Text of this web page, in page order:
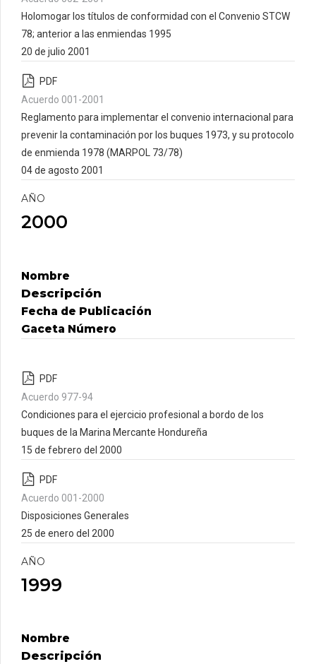
Holomogar los títulos de conformidad con el Convenio STCW
78; anterior a las enmiendas 1995
20 de julio 2001
PDF
Acuerdo 001-2001
Reglamento para implementar el convenio internacional para
prevenir la contaminación por los buques 1973, y su protocolo
de enmienda 1978 (MARPOL 73/78)
04 de agosto 2001
AÑO
2000
Nombre
Descripción
Fecha de Publicación
Gaceta Número
PDF
Acuerdo 977-94
Condiciones para el ejercicio profesional a bordo de los
buques de la Marina Mercante Hondureña
15 de febrero del 2000
PDF
Acuerdo 001-2000
Disposiciones Generales
25 de enero del 2000
AÑO
1999
Nombre
Descripción